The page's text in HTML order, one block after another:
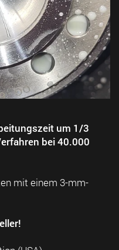
um 1/3
bei 40.000
mit einem 3-mm-